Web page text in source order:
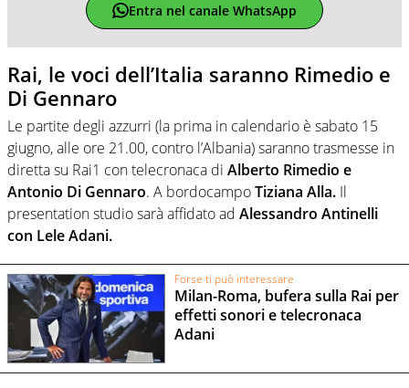
Entra nel canale WhatsApp
Rai, le voci dell’Italia saranno Rimedio e
Di Gennaro
Le partite degli azzurri (la prima in calendario è sabato 15
giugno, alle ore 21.00, contro l’Albania) saranno trasmesse in
diretta su Rai1 con telecronaca di Alberto Rimedio e
Antonio Di Gennaro. A bordocampoTiziana Alla. Il
presentation studio sarà affidato ad Alessandro Antinelli
con Lele Adani.
Forse ti può interessare
Milan-Roma, bufera sulla Rai per
effetti sonori e telecronaca
Adani